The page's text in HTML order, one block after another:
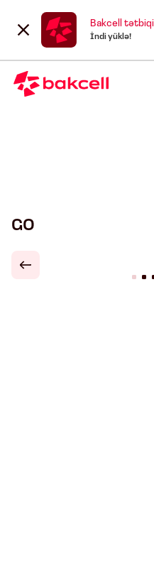
Bakcell tətbiqi
İndi yüklə!
GO